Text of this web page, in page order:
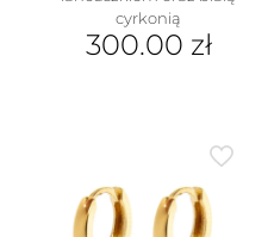
cyrkonią
300.00 zł